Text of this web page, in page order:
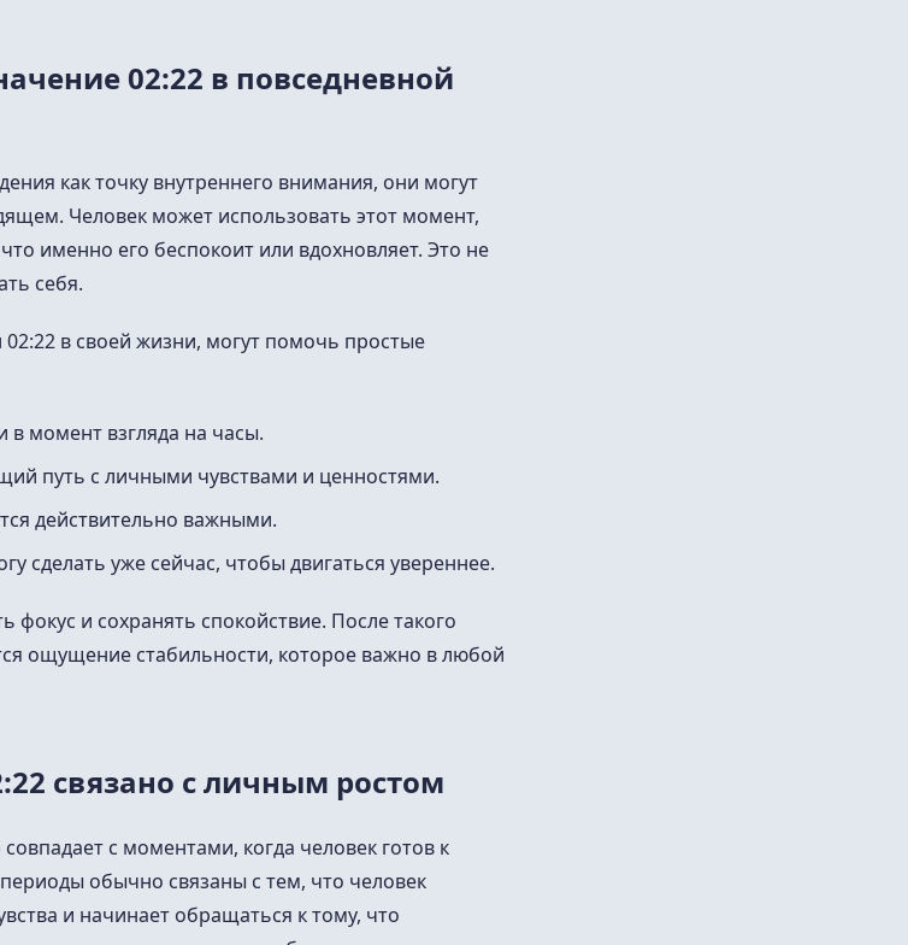
02:22 в повседневной
как точку внутреннего внимания, они могут
Человек может использовать этот момент,
именно его беспокоит или вдохновляет. Это не
себя.
в своей жизни, могут помочь простые
момент взгляда на часы.
путь с личными чувствами и ценностями.
действительно важными.
сделать уже сейчас, чтобы двигаться увереннее.
фокус и сохранять спокойствие. После такого
ощущение стабильности, которое важно в любой
связано с личным ростом
с моментами, когда человек готов к
обычно связаны с тем, что человек
и начинает обращаться к тому, что